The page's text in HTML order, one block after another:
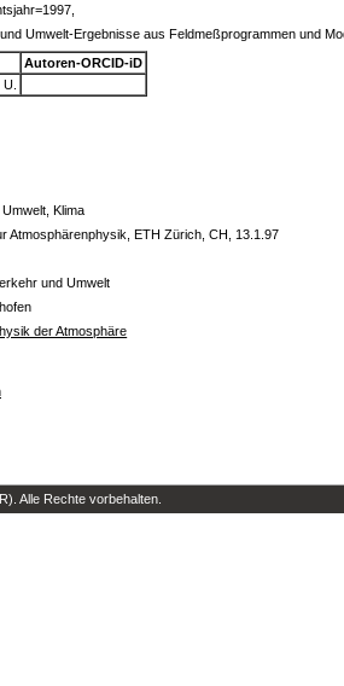
Umwelt-Ergebnisse aus Feldmeßprogrammen und
Autoren-ORCID-iD
Klima
Atmosphärenphysik, ETH Zürich, CH, 13.1.97
und Umwelt
der Atmosphäre
Alle Rechte vorbehalten.